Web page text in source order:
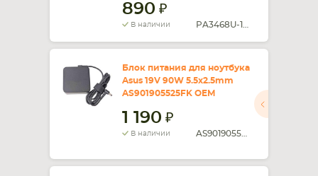
890
В наличии
Блок питания для ноутбука
Asus 19V 90W 5.5x2.5mm
AS901905525FK OEM
1 190
В наличии